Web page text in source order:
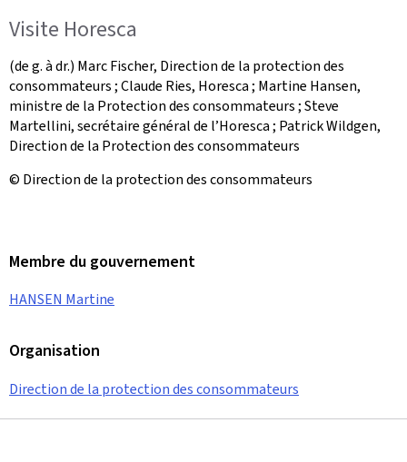
Visite Horesca
(de g. à dr.) Marc Fischer, Direction de la protection des
consommateurs ; Claude Ries, Horesca ; Martine Hansen,
ministre de la Protection des consommateurs ; Steve
Martellini, secrétaire général de l’Horesca ; Patrick Wildgen,
Direction de la Protection des consommateurs
© Direction de la protection des consommateurs
Membre du gouvernement
HANSEN Martine
Organisation
Direction de la protection des consommateurs